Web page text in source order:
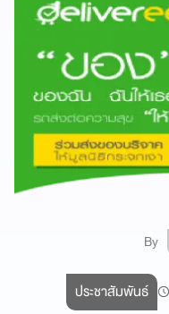
By
ประชาสัมพันธ์